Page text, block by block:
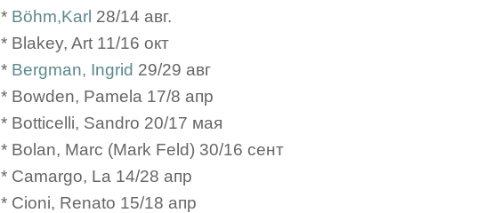
* Böhm,Karl 28/14 авг.
* Blakey, Art 11/16 окт
* Bergman, Ingrid 29/29 авг
* Bowden, Pamela 17/8 апр
* Botticelli, Sandro 20/17 мая
* Bolan, Marc (Mark Feld) 30/16 сент
* Camargo, La 14/28 апр
* Cioni, Renato 15/18 апр